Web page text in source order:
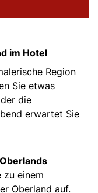
im Hotel
Region
Sie etwas
die
erwartet Sie
zu einem
Oberland auf.